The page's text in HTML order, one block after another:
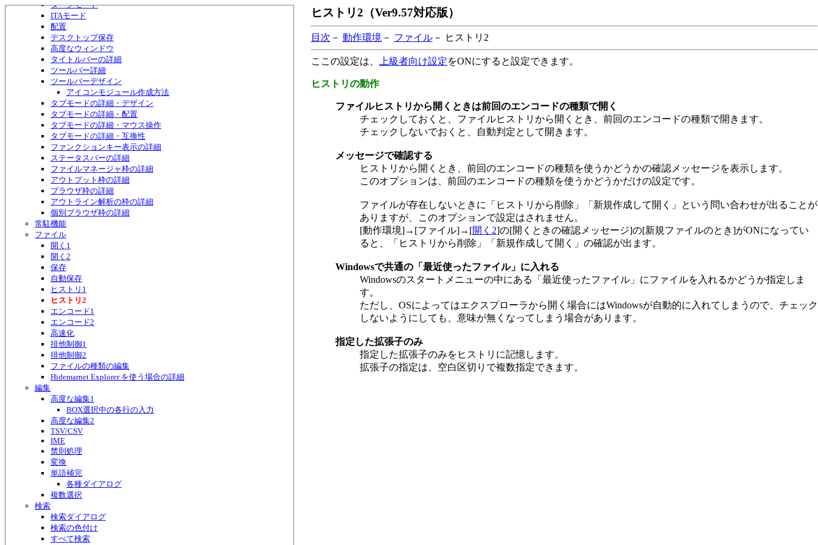
ダークモード
ITAモード
配置
デスクトップ保存
高度なウィンドウ
タイトルバーの詳細
ツールバー詳細
ツールバーデザイン
アイコンモジュール作成方法
タブモードの詳細・デザイン
タブモードの詳細・配置
タブモードの詳細・マウス操作
タブモードの詳細・互換性
ファンクションキー表示の詳細
ステータスバーの詳細
ファイルマネージャ枠の詳細
アウトプット枠の詳細
ブラウザ枠の詳細
アウトライン解析の枠の詳細
個別ブラウザ枠の詳細
常駐機能
ファイル
開く1
開く2
保存
自動保存
ヒストリ1
ヒストリ2
エンコード1
エンコード2
高速化
排他制御1
排他制御2
ファイルの種類の編集
Hidemarnet Explorer を使う場合の詳細
編集
高度な編集1
BOX選択中の各行の入力
高度な編集2
TSV/CSV
IME
禁則処理
変換
単語補完
各種ダイアログ
複数選択
検索
検索ダイアログ
検索の色付け
すべて検索
ヒストリ2（Ver9.57対応版）
目次 － 動作環境 － ファイル－ ヒストリ2
ここの設定は、 上級者向け設定をONにすると設定できます。
ヒストリの動作
ファイルヒストリから開くときは前回のエンコードの種類で開く
チェックしておくと、ファイルヒストリから開くとき、前回のエンコードの種類で開きます。
チェックしないでおくと、自動判定として開きます。
メッセージで確認する
ヒストリから開くとき、前回のエンコードの種類を使うかどうかの確認メッセージを表示します。
このオプションは、前回のエンコードの種類を使うかどうかだけの設定です。
ファイルが存在しないときに「ヒストリから削除」「新規作成して開く」という問い合わせが出ることが
ありますが、このオプションで設定はされません。
[動作環境]→[ファイル]→[開く2]の[開くときの確認メッセージ]の[新規ファイルのとき]がONになってい
ると、「ヒストリから削除」「新規作成して開く」の確認が出ます。
Windowsで共通の「最近使ったファイル」に入れる
Windowsのスタートメニューの中にある「最近使ったファイル」にファイルを入れるかどうか指定しま
す。
ただし、OSによってはエクスプローラから開く場合にはWindowsが自動的に入れてしまうので、チェック
しないようにしても、意味が無くなってしまう場合があります。
指定した拡張子のみ
指定した拡張子のみをヒストリに記憶します。
拡張子の指定は、空白区切りで複数指定できます。